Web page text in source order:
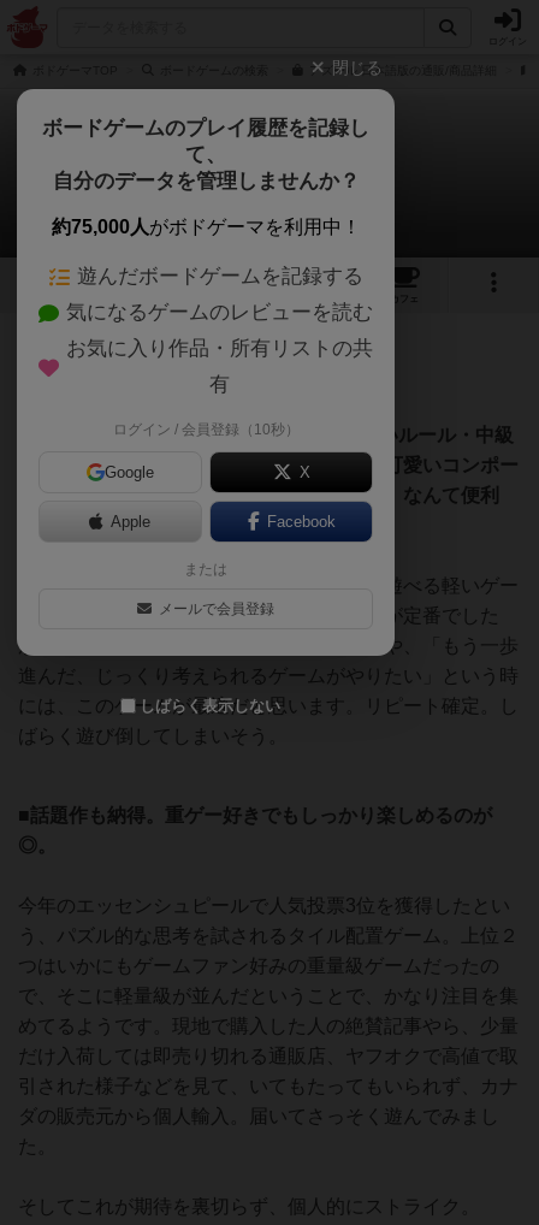
アズール 日本語版の通販/商品詳細
アズール
sghさんのレビュー
33 7 93
カフェ
718名 4名 0 8年以上前
■プレイ時間30分・初心者にもわかりやすいルール・中級
者以上も楽しめる思考性・準備カンタン・可愛いコンポー
ネント。どんな場面でも気軽に取り出せる、なんて便利
で、なんて優秀なやつなんだ。
他のゲームを遊ぶ前の肩慣らしや、合間に遊べる軽いゲー
ムといえば、我が家では「キングドミノ」が定番でした
が、少しゲーム慣れしたメンバーで遊ぶ時や、「もう一歩
進んだ、じっくり考えられるゲームがやりたい」という時
には、このゲームが最適だと思います。リピート確定。し
ばらく遊び倒してしまいそう。
■話題作も納得。重ゲー好きでもしっかり楽しめるのが
◎。
今年のエッセンシュピールで人気投票3位を獲得したとい
う、パズル的な思考を試されるタイル配置ゲーム。上位２
つはいかにもゲームファン好みの重量級ゲームだったの
で、そこに軽量級が並んだということで、かなり注目を集
めてるようです。現地で購入した人の絶賛記事やら、少量
だけ入荷しては即売り切れる通販店、ヤフオクで高値で取
引された様子などを見て、いてもたってもいられず、カナ
ダの販売元から個人輸入。届いてさっそく遊んでみまし
た。
そしてこれが期待を裏切らず、個人的にストライク。
閉じる
ボードゲームのプレイ履歴を記録し
て、
自分のデータを管理しませんか？
約75,000人がボドゲーマを利用中！
遊んだボードゲームを記録する
気になるゲームのレビューを読む
お気に入り作品・所有リストの共
有
ログイン / 会員登録（10秒）
Google X
Apple Facebook
または
メールで会員登録
しばらく表示しない